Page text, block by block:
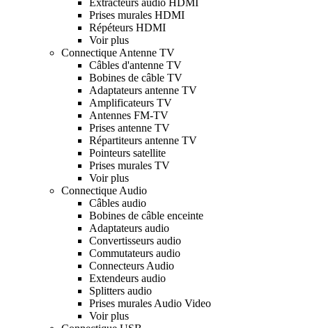
Extracteurs audio HDMI
Prises murales HDMI
Répéteurs HDMI
Voir plus
Connectique Antenne TV
Câbles d'antenne TV
Bobines de câble TV
Adaptateurs antenne TV
Amplificateurs TV
Antennes FM-TV
Prises antenne TV
Répartiteurs antenne TV
Pointeurs satellite
Prises murales TV
Voir plus
Connectique Audio
Câbles audio
Bobines de câble enceinte
Adaptateurs audio
Convertisseurs audio
Commutateurs audio
Connecteurs Audio
Extendeurs audio
Splitters audio
Prises murales Audio Video
Voir plus